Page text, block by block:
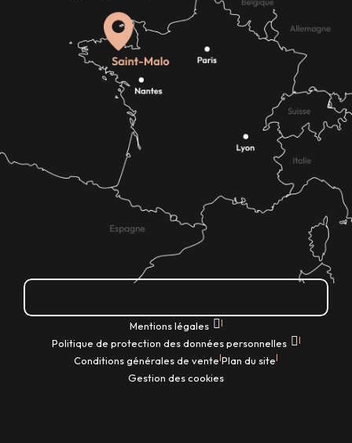
Mentions légales |
Politique de protection des données personnelles |
Conditions générales de vente|Plan du site|
Gestion des cookies